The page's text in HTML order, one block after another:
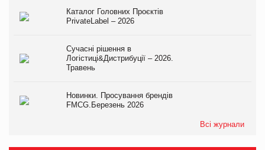
Каталог Головних Проєктів
PrivateLabel – 2026
Сучасні рішення в
Логістиці&Дистрибуції – 2026.
Травень
Новинки. Просування брендів
FMCG.Березень 2026
Всі журнали